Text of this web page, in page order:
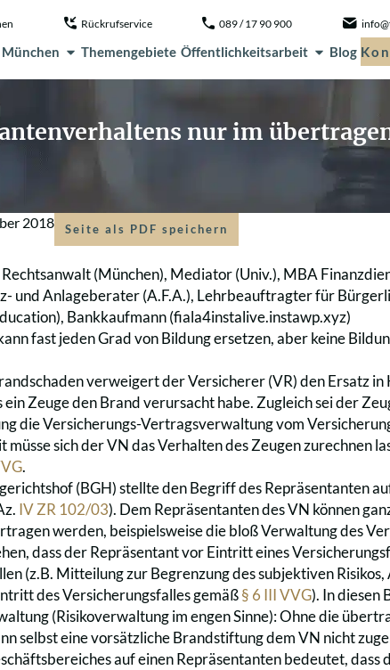
Rückrufservice 089 / 17 90 900
Themengebiete Öffentlichkeitsarbeit Blog
nur im
2018 Seite als PDF speichern
(München), Mediator (Univ.), MBA
und Anlageberater (A.F.A.), Lehrbeauftragter für
Bankkaufmann (fiala4instalive.instawp.xyz)
fast jeden Grad von Bildung ersetzen, aber keine
verweigert der Versicherer (VR) den Ersatz
Zeuge den Brand verursacht habe. Zugleich sei der
die Versicherungs-Vertragsverwaltung vom
sich der VN das Verhalten des Zeugen zurechnen
.
(BGH) stellte den Begriff des Repräsentanten
IV ZR 102/03). Dem Repräsentanten des VN können
werden, beispielsweise die bloß Verwaltung des
dass der Repräsentant vor Eintritt eines
(z.B. Mitteilung zur Begrenzung des subjektiven
des Versicherungsfalles gemäß§ 6 III VVG). In diesen
(Risikoverwaltung im engen Sinne): Ohne die
selbst eine vorsätzliche Brandstiftung dem VN nicht
auf einen Repräsentanten bedeutet, dass